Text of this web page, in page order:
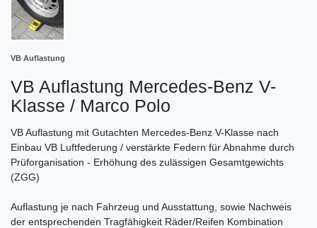
VB Auflastung
VB Auflastung Mercedes-Benz V-
Klasse / Marco Polo
VB Auflastung mit Gutachten Mercedes-Benz V-Klasse nach
Einbau VB Luftfederung / verstärkte Federn für Abnahme durch
Prüforganisation - Erhöhung des zulässigen Gesamtgewichts
(ZGG)
Auflastung je nach Fahrzeug und Ausstattung, sowie Nachweis
der entsprechenden Tragfähigkeit Räder/Reifen Kombination